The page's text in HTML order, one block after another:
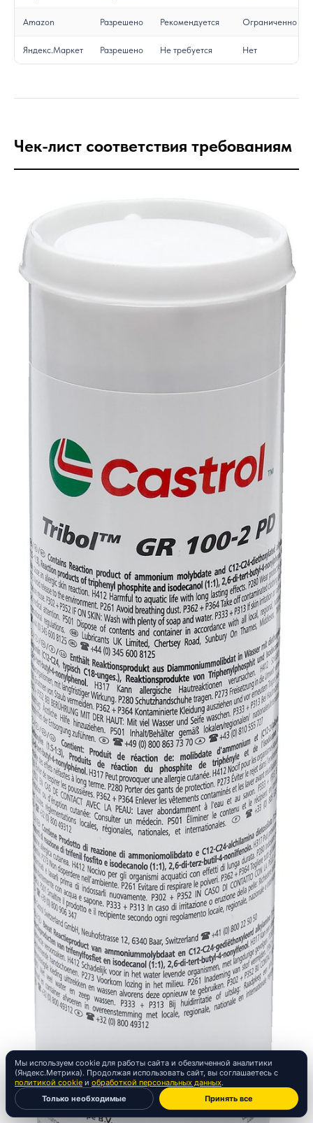
Amazon Разрешено Рекомендуется Ограниченно
Яндекс.Маркет Разрешено Не требуется Нет
Чек-лист соответствия требованиям
Мы используем cookie для работы сайта и обезличенной аналитики
(Яндекс.Метрика). Продолжая использовать сайт, вы соглашаетесь с
политикой cookie и обработкой персональных данных.
Только необходимые
Принять все